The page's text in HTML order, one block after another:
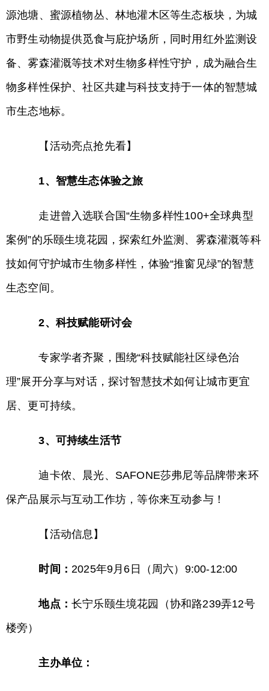
源池塘、蜜源植物丛、林地灌木区等生态板块，为城
市野生动物提供觅食与庇护场所，同时用红外监测设
备、雾森灌溉等技术对生物多样性守护，成为融合生
物多样性保护、社区共建与科技支持于一体的智慧城
市生态地标。
【活动亮点抢先看】
1、智慧生态体验之旅
走进曾入选联合国“生物多样性100+全球典型
案例”的乐颐生境花园，探索红外监测、雾森灌溉等科
技如何守护城市生物多样性，体验“推窗见绿”的智慧
生态空间。
2、科技赋能研讨会
专家学者齐聚，围绕“科技赋能社区绿色治
理”展开分享与对话，探讨智慧技术如何让城市更宜
居、更可持续。
3、可持续生活节
迪卡侬、晨光、SAFONE莎弗尼等品牌带来环
保产品展示与互动工作坊，等你来互动参与！
【活动信息】
时间：2025年9月6日（周六）9:00-12:00
地点：长宁乐颐生境花园（协和路239弄12号
楼旁）
主办单位：